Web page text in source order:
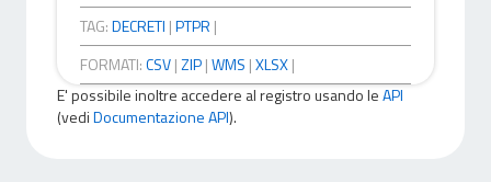
TAG:DECRETI |PTPR |
FORMATI:CSV|ZIP|WMS |XLSX|
E' possibile inoltre accedere al registro usando leAPI
(vediDocumentazione API).